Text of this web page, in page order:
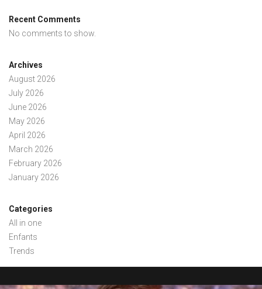
Recent Comments
No comments to show.
Archives
August 2026
July 2026
June 2026
May 2026
April 2026
March 2026
February 2026
January 2026
Categories
All in one
Enfants
Trends